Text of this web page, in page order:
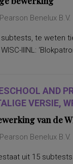
Benelux B.V.
te weten
IIINL:
AND
VERSIE,
van de
Benelux B.V.
uit 15